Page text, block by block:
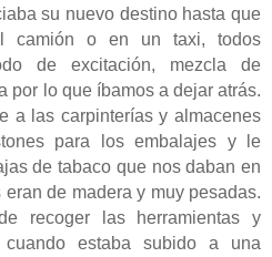
su nuevo destino hasta que
camión o en un taxi, todos
de excitación, mezcla de
por lo que íbamos a dejar atrás.
a las carpinterías y almacenes
para los embalajes y le
de tabaco que nos daban en
de madera y muy pesadas.
recoger las herramientas y
estaba subido a una